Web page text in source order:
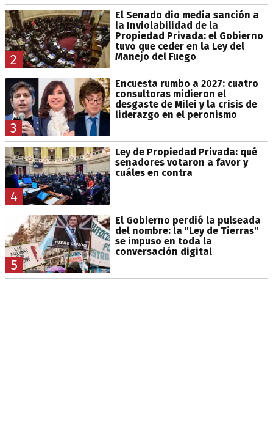
2
El Senado dio media sanción a
la Inviolabilidad de la
Propiedad Privada: el Gobierno
tuvo que ceder en la Ley del
Manejo del Fuego
3
Encuesta rumbo a 2027: cuatro
consultoras midieron el
desgaste de Milei y la crisis de
liderazgo en el peronismo
4
Ley de Propiedad Privada: qué
senadores votaron a favor y
cuáles en contra
5
El Gobierno perdió la pulseada
del nombre: la "Ley de Tierras"
se impuso en toda la
conversación digital